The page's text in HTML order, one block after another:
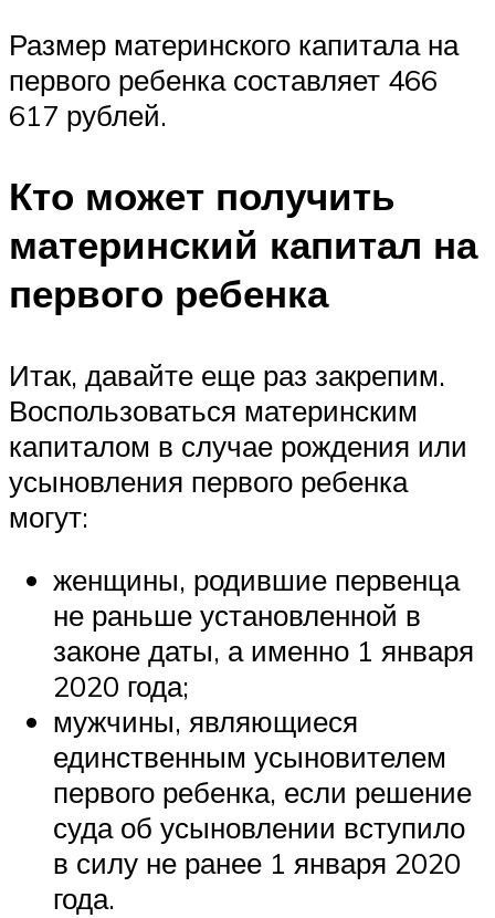
Размер материнского капитала на
первого ребенка составляет 466
617 рублей.
Кто может получить
материнский капитал на
первого ребенка
Итак, давайте еще раз закрепим.
Воспользоваться материнским
капиталом в случае рождения или
усыновления первого ребенка
могут:
женщины, родившие первенца
не раньше установленной в
законе даты, а именно 1 января
2020 года;
мужчины, являющиеся
единственным усыновителем
первого ребенка, если решение
суда об усыновлении вступило
в силу не ранее 1 января 2020
года.